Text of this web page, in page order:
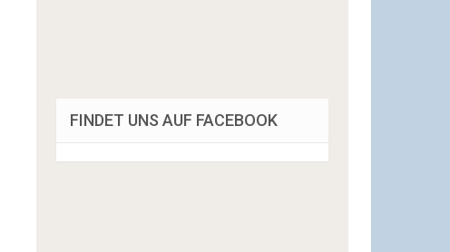
FINDET UNS AUF FACEBOOK